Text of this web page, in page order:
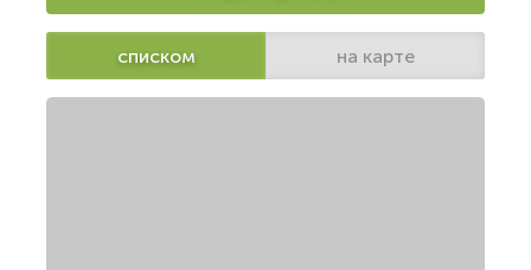
списком на карте